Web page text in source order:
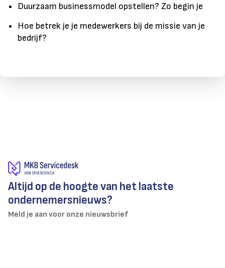
Duurzaam businessmodel opstellen? Zo begin je
Hoe betrek je je medewerkers bij de missie van je
bedrijf?
Altijd op de hoogte van het laatste
ondernemersnieuws?
Meld je aan voor onze nieuwsbrief